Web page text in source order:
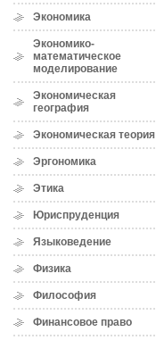
Экономика
Экономико-
математическое
моделирование
Экономическая
география
Экономическая теория
Эргономика
Этика
Юриспруденция
Языковедение
Физика
Философия
Финансовое право